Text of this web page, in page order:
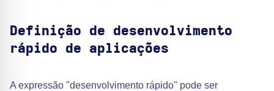
Definição de desenvolvimento
rápido de aplicações
A expressão "desenvolvimento rápido" pode ser